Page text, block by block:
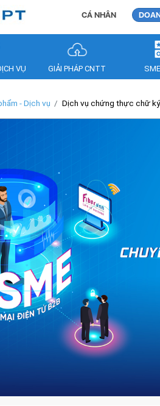
CÁ NHÂN
VỤ GIẢI PHÁP CNTT
- Dịch vụ Dịch vụ chứng thực chữ